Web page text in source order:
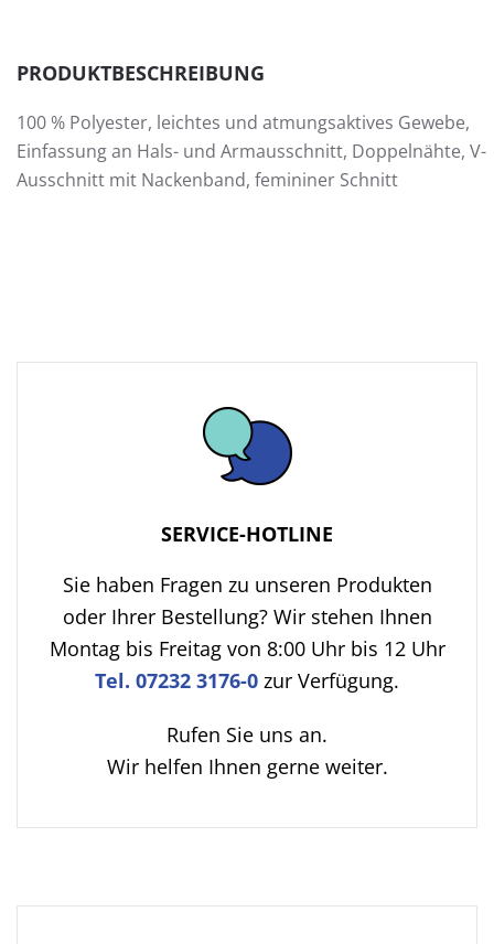
PRODUKTBESCHREIBUNG
100 % Polyester, leichtes und atmungsaktives Gewebe,
Einfassung an Hals- und Armausschnitt, Doppelnähte, V-
Ausschnitt mit Nackenband, femininer Schnitt
SERVICE-HOTLINE
Sie haben Fragen zu unseren Produkten
oder Ihrer Bestellung? Wir stehen Ihnen
Montag bis Freitag von 8:00 Uhr bis 12 Uhr
Tel. 07232 3176-0 zur Verfügung.
Rufen Sie uns an.
Wir helfen Ihnen gerne weiter.